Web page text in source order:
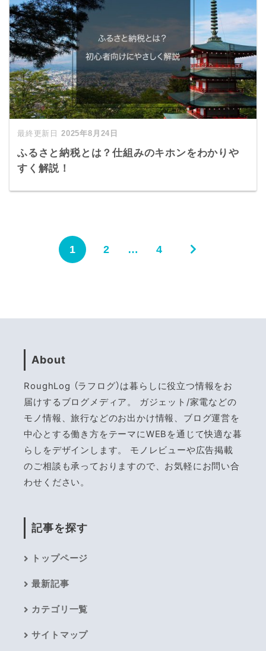
2025年8月24日
ふるさと納税とは？仕組みのキホンをわかりや
すく解説！
1 2 … 4
About
RoughLog （ラフログ）は暮らしに役立つ情報をお
届けするブログメディア。 ガジェット/家電などの
モノ情報、旅行などのお出かけ情報、ブログ運営を
中心とする働き方をテーマにWEBを通じて快適な暮
らしをデザインします。 モノレビューや広告掲載
のご相談も承っておりますので、お気軽にお問い合
わせください。
記事を探す
トップページ
最新記事
カテゴリ一覧
サイトマップ